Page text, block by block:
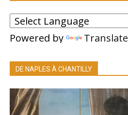
Powered by Translate
DE NAPLES À CHANTILLY